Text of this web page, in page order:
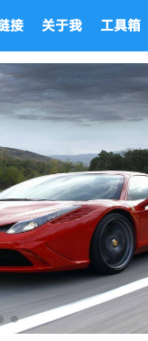
接 关于我 工具箱